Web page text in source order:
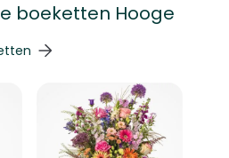
boeketten Hooge
van de carrousel is
te slaan